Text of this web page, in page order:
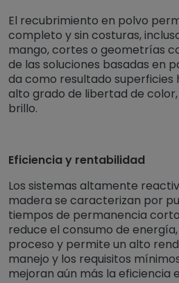
El recubrimiento en polvo
completo y sin costuras,
mango, cortes o geometrías
de las soluciones basadas en
da como resultado superficies
alto grado de libertad de
brillo.
Eficiencia y rentabilidad
Los sistemas altamente
madera se caracterizan por
tiempos de permanencia
reduce el consumo de
proceso y permite un alto
manejo y los requisitos
mejoran aún más la eficiencia